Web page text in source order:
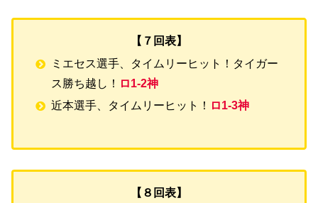
【７回表】
ミエセス選手、タイムリーヒット！タイガー
ス勝ち越し！ ロ1-2神
近本選手、タイムリーヒット！ ロ1-3神
【８回表】